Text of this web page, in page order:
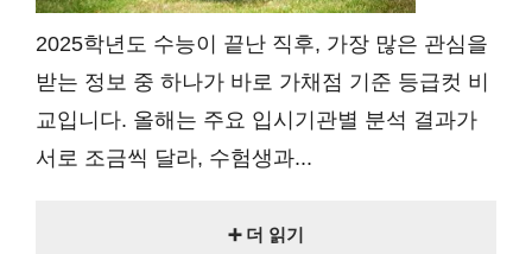
2025학년도 수능이 끝난 직후, 가장 많은 관심을
받는 정보 중 하나가 바로 가채점 기준 등급컷 비
교입니다. 올해는 주요 입시기관별 분석 결과가
서로 조금씩 달라, 수험생과...
➕ 더 읽기